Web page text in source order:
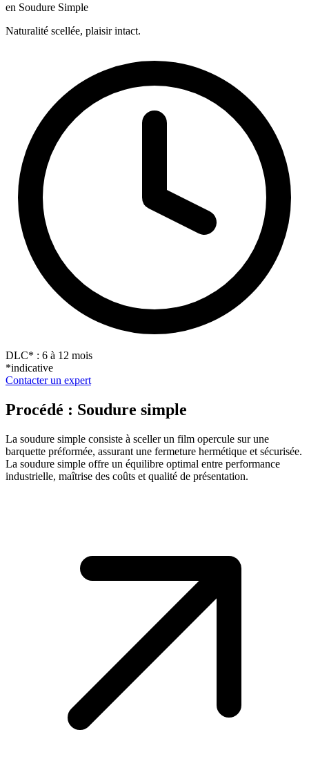
en Soudure Simple
Naturalité scellée, plaisir intact.
DLC* : 6 à 12 mois
*indicative
Contacter un expert
Procédé : Soudure simple
La soudure simple consiste à sceller un film opercule sur une
barquette préformée, assurant une fermeture hermétique et sécurisée.
La soudure simple offre un équilibre optimal entre performance
industrielle, maîtrise des coûts et qualité de présentation.